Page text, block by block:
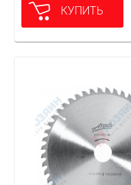
КУПИТЬ